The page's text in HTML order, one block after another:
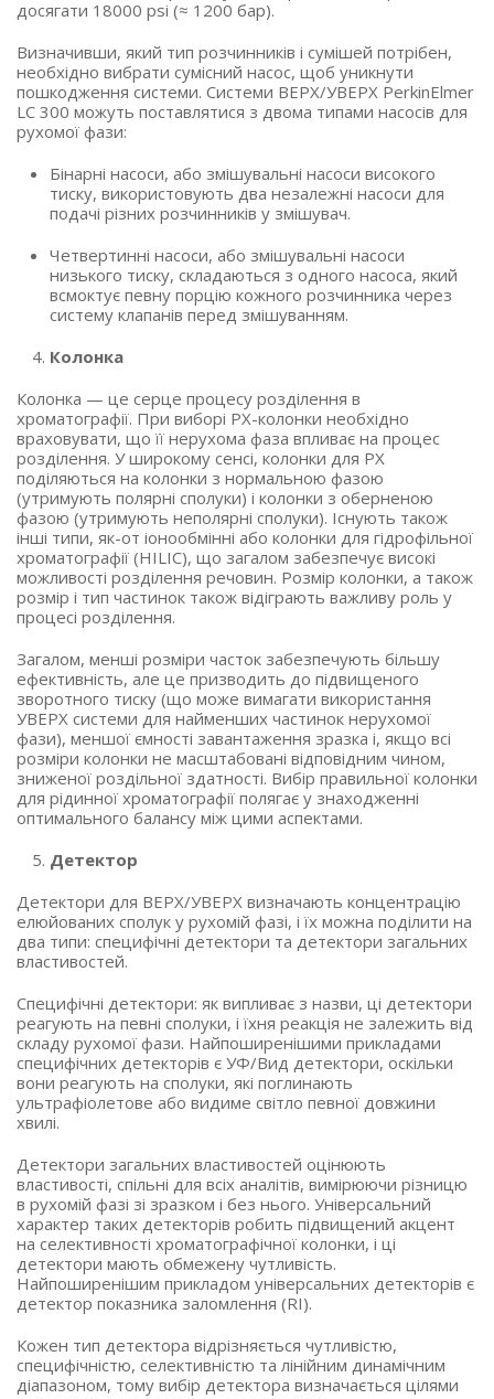
досягати 18000 psi (≈ 1200 бар).
Визначивши, який тип розчинників і сумішей потрібен,
необхідно вибрати сумісний насос, щоб уникнути
пошкодження системи. Системи ВЕРХ/УВЕРХ PerkinElmer
LC 300 можуть поставлятися з двома типами насосів для
рухомої фази:
Бінарні насоси, або змішувальні насоси високого
тиску, використовують два незалежні насоси для
подачі різних розчинників у змішувач.
Четвертинні насоси, або змішувальні насоси
низького тиску, складаються з одного насоса, який
всмоктує певну порцію кожного розчинника через
систему клапанів перед змішуванням.
Колонка
Колонка — це серце процесу розділення в
хроматографії. При виборі РХ-колонки необхідно
враховувати, що її нерухома фаза впливає на процес
розділення. У широкому сенсі, колонки для РХ
поділяються на колонки з нормальною фазою
(утримують полярні сполуки) і колонки з оберненою
фазою (утримують неполярні сполуки). Існують також
інші типи, як-от іонообмінні або колонки для гідрофільної
хроматографії (HILIC), що загалом забезпечує високі
можливості розділення речовин. Розмір колонки, а також
розмір і тип частинок також відіграють важливу роль у
процесі розділення.
Загалом, менші розміри часток забезпечують більшу
ефективність, але це призводить до підвищеного
зворотного тиску (що може вимагати використання
УВЕРХ системи для найменших частинок нерухомої
фази), меншої ємності завантаження зразка і, якщо всі
розміри колонки не масштабовані відповідним чином,
зниженої роздільної здатності. Вибір правильної колонки
для рідинної хроматографії полягає у знаходженні
оптимального балансу між цими аспектами.
Детектор
Детектори для ВЕРХ/УВЕРХ визначають концентрацію
елюйованих сполук у рухомій фазі, і їх можна поділити на
два типи: специфічні детектори та детектори загальних
властивостей.
Специфічні детектори: як випливає з назви, ці детектори
реагують на певні сполуки, і їхня реакція не залежить від
складу рухомої фази. Найпоширенішими прикладами
специфічних детекторів є УФ/Вид детектори, оскільки
вони реагують на сполуки, які поглинають
ультрафіолетове або видиме світло певної довжини
хвилі.
Детектори загальних властивостей оцінюють
властивості, спільні для всіх аналітів, вимірюючи різницю
в рухомій фазі зі зразком і без нього. Універсальний
характер таких детекторів робить підвищений акцент
на селективності хроматографічної колонки, і ці
детектори мають обмежену чутливість.
Найпоширенішим прикладом універсальних детекторів є
детектор показника заломлення (RI).
Кожен тип детектора відрізняється чутливістю,
специфічністю, селективністю та лінійним динамічним
діапазоном, тому вибір детектора визначається цілями